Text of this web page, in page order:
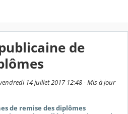
de
14 juillet 2017 12:48 - Mis à jour
de remise des diplômes